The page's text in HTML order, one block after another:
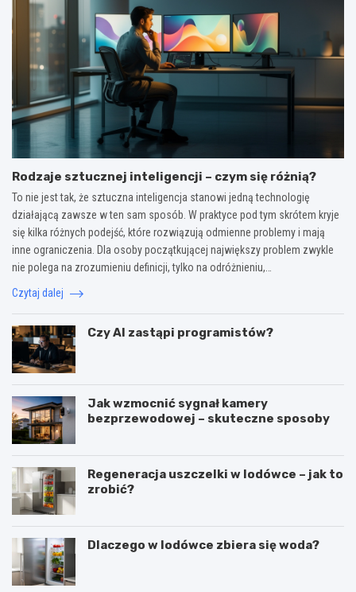
Rodzaje sztucznej inteligencji – czym się różnią?
To nie jest tak, że sztuczna inteligencja stanowi jedną technologię
działającą zawsze w ten sam sposób. W praktyce pod tym skrótem kryje
się kilka różnych podejść, które rozwiązują odmienne problemy i mają
inne ograniczenia. Dla osoby początkującej największy problem zwykle
nie polega na zrozumieniu definicji, tylko na odróżnieniu,…
Czytaj dalej
Czy AI zastąpi programistów?
Jak wzmocnić sygnał kamery
bezprzewodowej – skuteczne sposoby
Regeneracja uszczelki w lodówce – jak to
zrobić?
Dlaczego w lodówce zbiera się woda?